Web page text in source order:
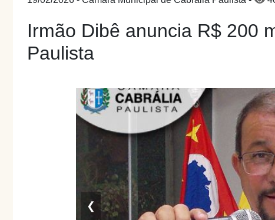
Irmão Dibê anuncia R$ 200
Paulista
❮